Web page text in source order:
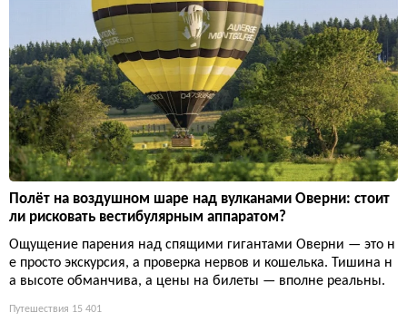
Полёт на воздушном шаре над вулканами Оверни: стоит
ли рисковать вестибулярным аппаратом?
Ощущение парения над спящими гигантами Оверни — это н
е просто экскурсия, а проверка нервов и кошелька. Тишина н
а высоте обманчива, а цены на билеты — вполне реальны.
Путешествия 15 401